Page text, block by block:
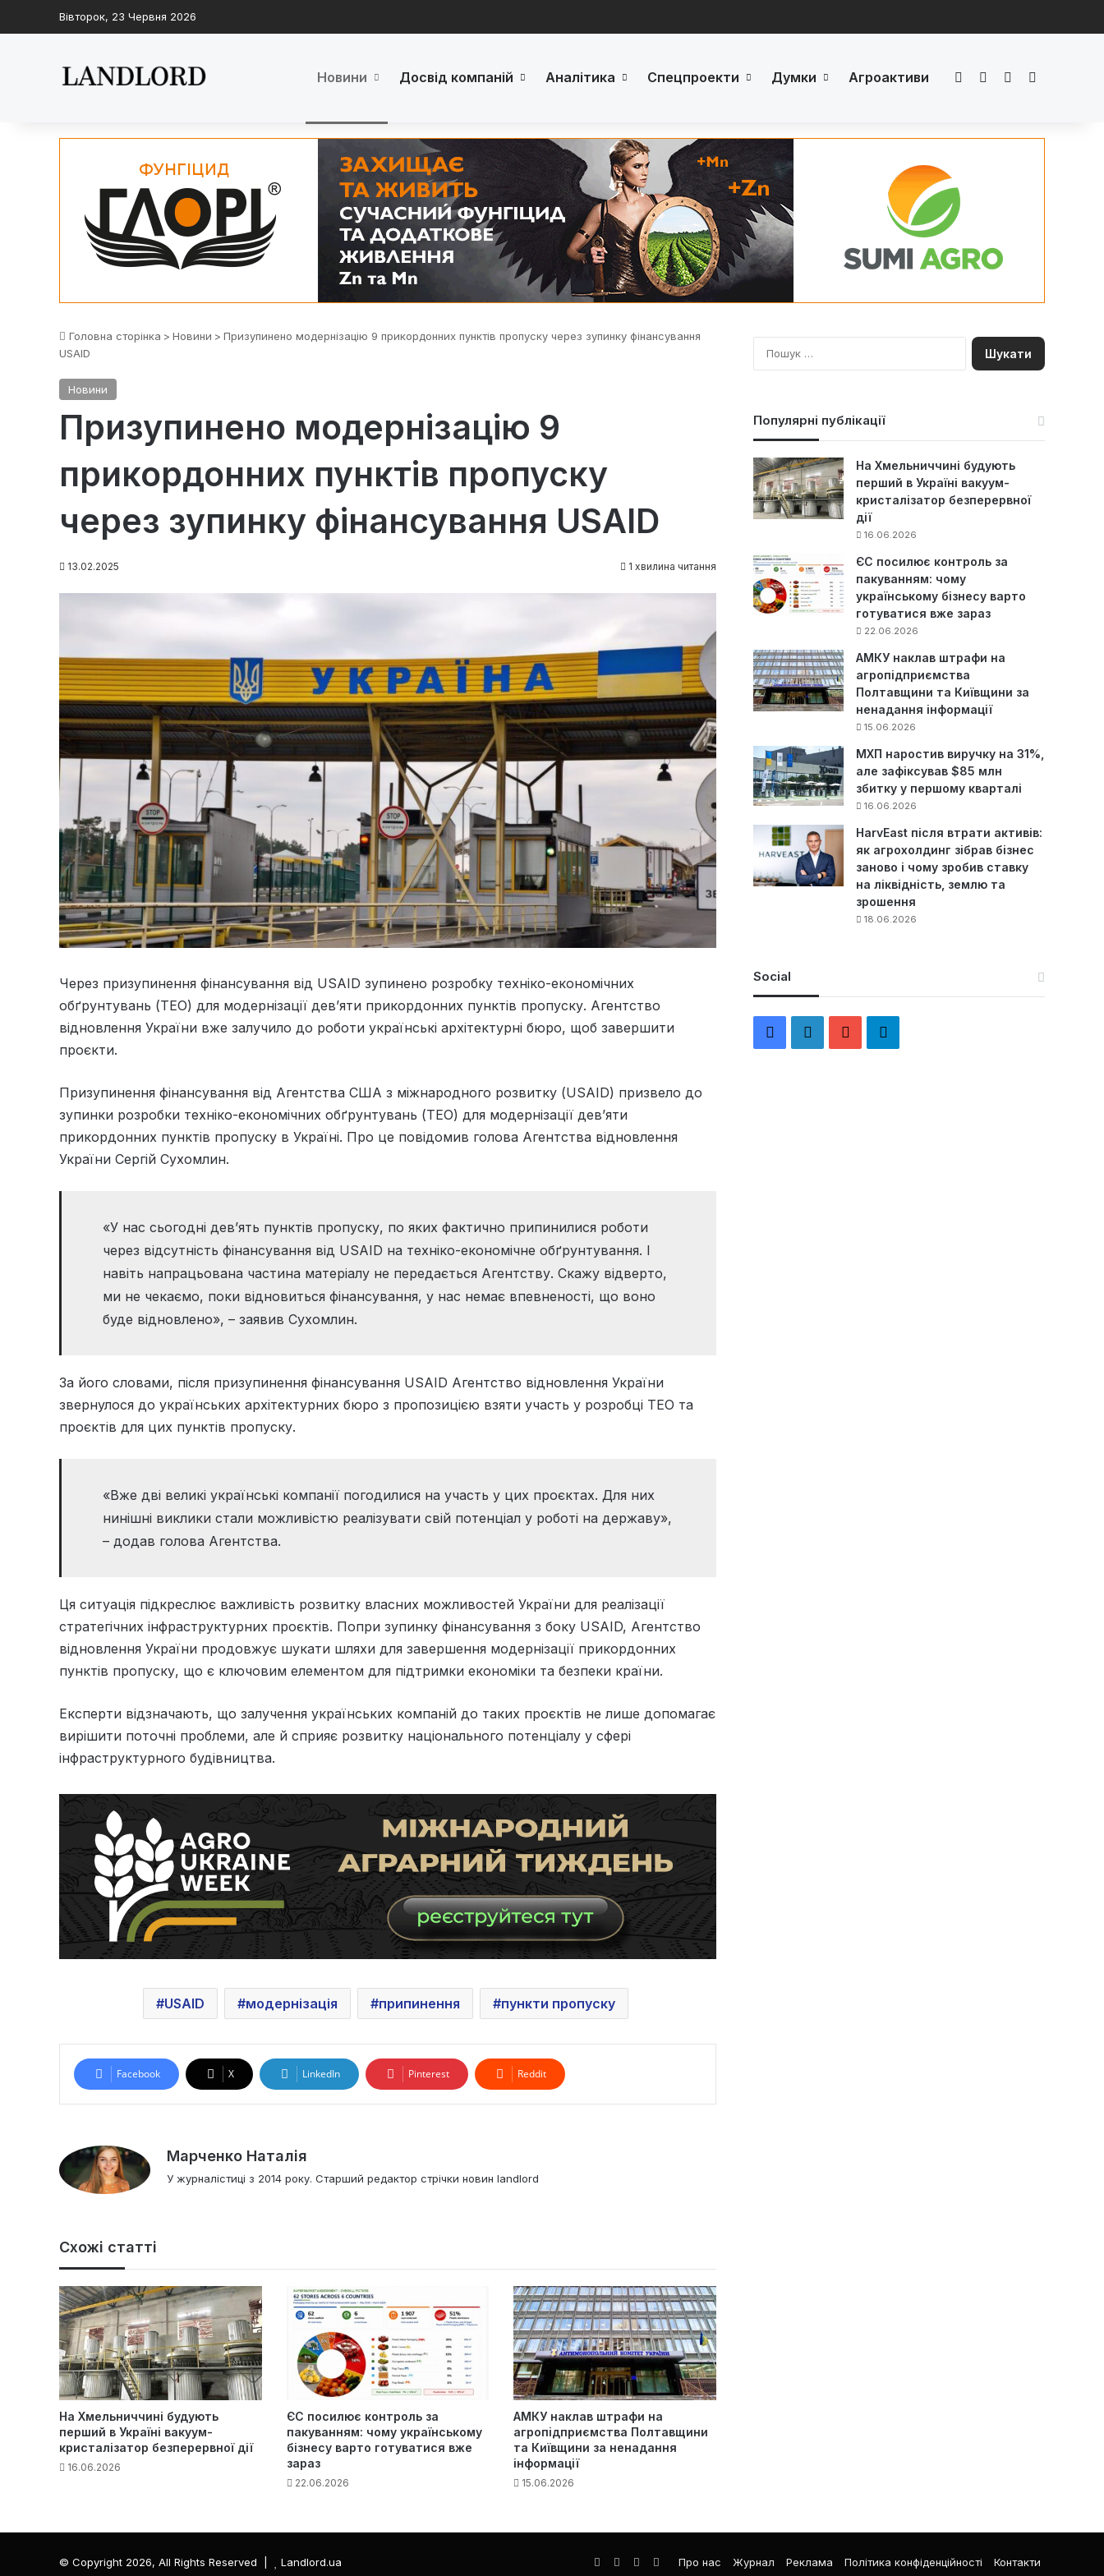
Вівторок, 23 Червня 2026
Новини Досвід компаній Аналітика Спецпроекти Думки Агроактиви FacebookLinkedInYouTube
Головна сторінка > Новини > Призупинено модернізацію 9 прикордонних пунктів пропуску через зупинку фінансування
USAID
Новини
Призупинено модернізацію 9
прикордонних пунктів пропуску
через зупинку фінансування USAID
13.02.2025 1 хвилина читання
Через призупинення фінансування від USAID зупинено розробку техніко-економічних
обґрунтувань (ТЕО) для модернізації дев’яти прикордонних пунктів пропуску. Агентство
відновлення України вже залучило до роботи українські архітектурні бюро, щоб завершити
проєкти.
Призупинення фінансування від Агентства США з міжнародного розвитку (USAID) призвело до
зупинки розробки техніко-економічних обґрунтувань (ТЕО) для модернізації дев’яти
прикордонних пунктів пропуску в Україні. Про це повідомив голова Агентства відновлення
України Сергій Сухомлин.
«У нас сьогодні дев’ять пунктів пропуску, по яких фактично припинилися роботи
через відсутність фінансування від USAID на техніко-економічне обґрунтування. І
навіть напрацьована частина матеріалу не передається Агентству. Скажу відверто,
ми не чекаємо, поки відновиться фінансування, у нас немає впевненості, що воно
буде відновлено», – заявив Сухомлин.
За його словами, після призупинення фінансування USAID Агентство відновлення України
звернулося до українських архітектурних бюро з пропозицією взяти участь у розробці ТЕО та
проєктів для цих пунктів пропуску.
«Вже дві великі українські компанії погодилися на участь у цих проєктах. Для них
нинішні виклики стали можливістю реалізувати свій потенціал у роботі на державу»,
– додав голова Агентства.
Ця ситуація підкреслює важливість розвитку власних можливостей України для реалізації
стратегічних інфраструктурних проєктів. Попри зупинку фінансування з боку USAID, Агентство
відновлення України продовжує шукати шляхи для завершення модернізації прикордонних
пунктів пропуску, що є ключовим елементом для підтримки економіки та безпеки країни.
Експерти відзначають, що залучення українських компаній до таких проєктів не лише допомагає
вирішити поточні проблеми, але й сприяє розвитку національного потенціалу у сфері
інфраструктурного будівництва.
USAID модернізація припинення пункти пропуску
Facebook X LinkedIn Pinterest Reddit
Марченко Наталія
У журналістиці з 2014 року. Старший редактор стрічки новин landlord
Схожі статті
На Хмельниччині будують
перший в Україні вакуум-
кристалізатор безперервної дії
16.06.2026
ЄС посилює контроль за
пакуванням: чому українському
бізнесу варто готуватися вже
зараз
22.06.2026
АМКУ наклав штрафи на
агропідприємства Полтавщини
та Київщини за ненадання
інформації
15.06.2026
П
о
Популярні публікації
На Хмельниччині будують
перший в Україні вакуум-
кристалізатор безперервної
дії
16.06.2026
ЄС посилює контроль за
пакуванням: чому
українському бізнесу варто
готуватися вже зараз
22.06.2026
АМКУ наклав штрафи на
агропідприємства
Полтавщини та Київщини за
ненадання інформації
15.06.2026
МХП наростив виручку на 31%,
але зафіксував $85 млн
збитку у першому кварталі
16.06.2026
HarvEast після втрати активів:
як агрохолдинг зібрав бізнес
заново і чому зробив ставку
на ліквідність, землю та
зрошення
18.06.2026
Social
© Copyright 2026, All Rights Reserved | Landlord.ua Про нас Журнал Реклама Політика конфіденційності Контакти
Facebook
LinkedInYouTubeТелеграма